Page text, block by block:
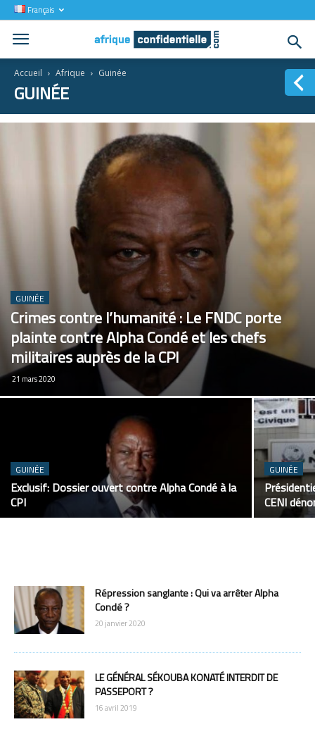
Français
Accueil Afrique Guinée
GUINÉE
GUINÉE
Crimes contre l’humanité : Le FNDC porte
plainte contre Alpha Condé et les chefs
militaires auprès de la CPI
21 mars 2020
GUINÉE
Exclusif: Dossier ouvert contre Alpha Condé à la
CPI
GUINÉE
CENI
Répression sanglante : Qui va arrêter Alpha
Condé ?
20 janvier 2020
LE GÉNÉRAL SÉKOUBA KONATÉ INTERDIT DE
PASSEPORT ?
16 avril 2019